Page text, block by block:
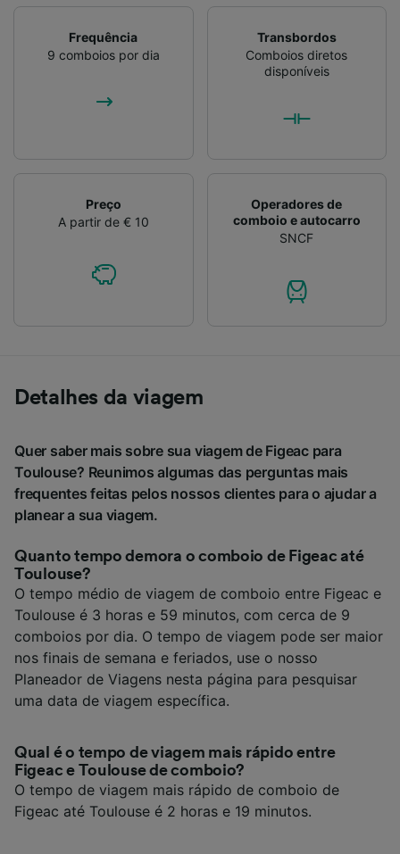
Frequência
9 comboios por dia
Transbordos
Comboios diretos
disponíveis
Preço
A partir de € 10
Operadores de
comboio e autocarro
SNCF
Detalhes da viagem
Quer saber mais sobre sua viagem de Figeac para
Toulouse? Reunimos algumas das perguntas mais
frequentes feitas pelos nossos clientes para o ajudar a
planear a sua viagem.
Quanto tempo demora o comboio de Figeac até
Toulouse?
O tempo médio de viagem de comboio entre Figeac e
Toulouse é 3 horas e 59 minutos, com cerca de 9
comboios por dia. O tempo de viagem pode ser maior
nos finais de semana e feriados, use o nosso
Planeador de Viagens nesta página para pesquisar
uma data de viagem específica.
Qual é o tempo de viagem mais rápido entre
Figeac e Toulouse de comboio?
O tempo de viagem mais rápido de comboio de
Figeac até Toulouse é 2 horas e 19 minutos.